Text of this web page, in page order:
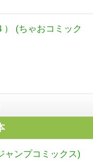
） (ちゃおコミック
ャンプコミックス)